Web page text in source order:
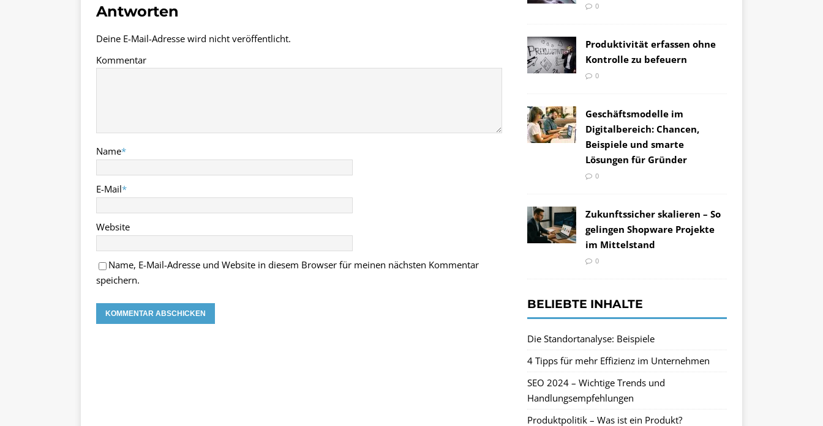
Antworten
Deine E-Mail-Adresse wird nicht veröffentlicht.
Kommentar
Name*
E-Mail*
Website
Name, E-Mail-Adresse und Website in diesem Browser für meinen nächsten Kommentar
speichern.
0
Produktivität erfassen ohne
Kontrolle zu befeuern
0
Geschäftsmodelle im
Digitalbereich: Chancen,
Beispiele und smarte
Lösungen für Gründer
0
Zukunftssicher skalieren – So
gelingen Shopware Projekte
im Mittelstand
0
BELIEBTE INHALTE
Die Standortanalyse: Beispiele
4 Tipps für mehr Effizienz im Unternehmen
SEO 2024 – Wichtige Trends und
Handlungsempfehlungen
Produktpolitik – Was ist ein Produkt?